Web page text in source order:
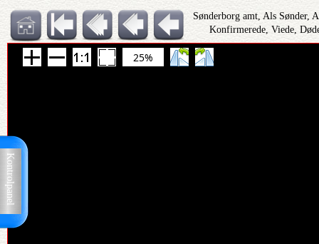
Kontrolpanel
Sønderborg amt, Als Sønder,
Konfirmerede, Viede,
25%